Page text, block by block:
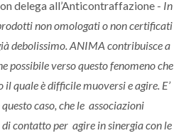
delega all’Anticontraffazione - In
non omologati o non certificati
debolissimo. ANIMA contribuisce a
possibile verso questo fenomeno che
quale è difficile muoversi e agire. E’
caso, che le associazioni
contatto per agire in sinergia con le